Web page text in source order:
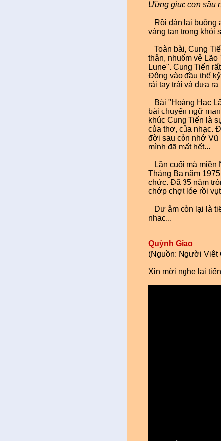
Ưừng giục cơn sầu
Rồi đàn lại buông
vàng tan trong khói
Toàn bài, Cung
thản, nhuốm vẻ Lão
Lune". Cung Tiến
Đông vào đầu thế
rải tay trái và đưa ra
Bài "Hoàng Hạc
bài chuyển ngữ
khúc Cung Tiến là
của thơ, của nhạc.
đời sau còn nhớ Vũ
mình đã mất hết...
Lần cuối mà miền
Tháng Ba năm
chức. Đã 35 năm
chớp chợt lóe rồi vụt
Dư âm còn lại là
nhạc...
Quỳnh Giao
(Nguồn: Người Việt
Xin mời nghe lại